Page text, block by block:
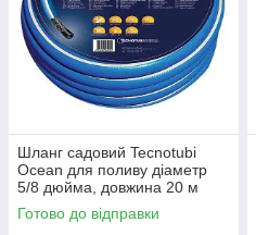
Шланг садовий Tecnotubi
Ocean для поливу діаметр
5/8 дюйма, довжина 20 м
(OC 5/8 20)
Готово до відправки